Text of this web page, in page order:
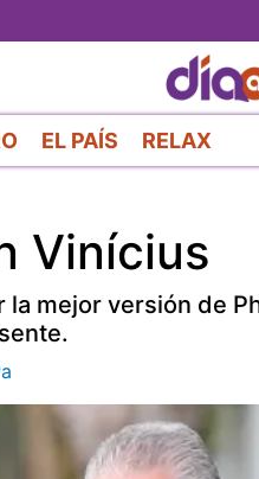
EL PAÍS RELAX
Vinícius
mejor versión de